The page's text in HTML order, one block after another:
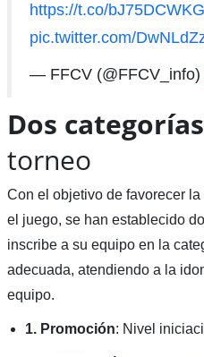
https://t.co/
pic.twitter.com/
— FFCV (@FFCV_info)
Dos categorías
torneo
Con el objetivo de favorecer
el juego, se han establecido
inscribe a su equipo en la
adecuada, atendiendo a la
equipo.
1. Promoción: Nivel